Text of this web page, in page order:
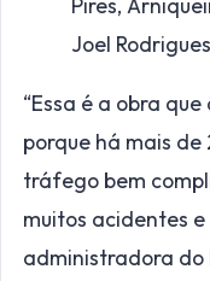
Joel
“Essa é a obra
porque há mais
tráfego bem
muitos acidentes
administradora do